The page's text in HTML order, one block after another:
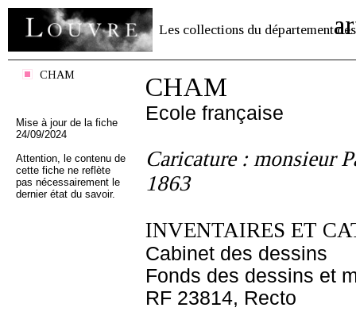
Les collections du département des
CHAM
Mise à jour de la fiche
24/09/2024
Attention, le contenu de
cette fiche ne reflète
pas nécessairement le
dernier état du savoir.
CHAM
Ecole française
Caricature : monsieur
1863
INVENTAIRES ET
Cabinet des dessins
Fonds des dessins et
RF 23814, Recto